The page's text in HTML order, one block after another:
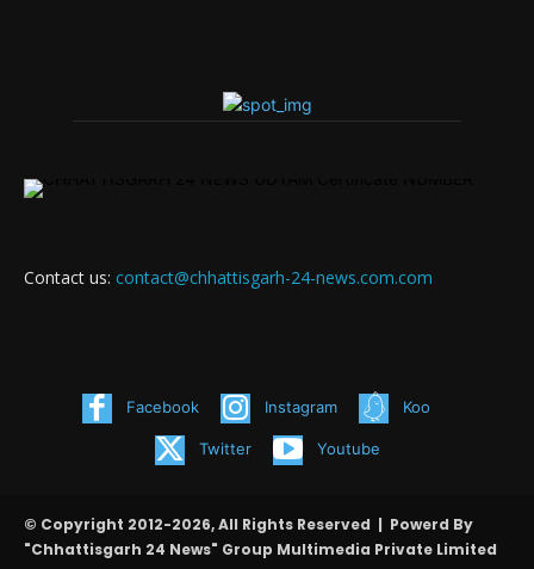
Contact us: contact@chhattisgarh-24-news.com.com
Facebook Instagram Koo
Twitter Youtube
© Copyright 2012-2026, All Rights Reserved | Powerd By
"Chhattisgarh 24 News" Group Multimedia Private Limited